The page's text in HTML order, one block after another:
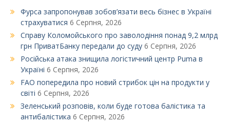
Фурса запропонував зобов’язати весь бізнес в Україні
страхуватися 6 Серпня, 2026
Справу Коломойського про заволодіння понад 9,2 млрд
грн ПриватБанку передали до суду 6 Серпня, 2026
Російська атака знищила логістичний центр Puma в
Україні 6 Серпня, 2026
FAO попередила про новий стрибок цін на продукти у
світі 6 Серпня, 2026
Зеленський розповів, коли буде готова балістика та
антибалістика 6 Серпня, 2026